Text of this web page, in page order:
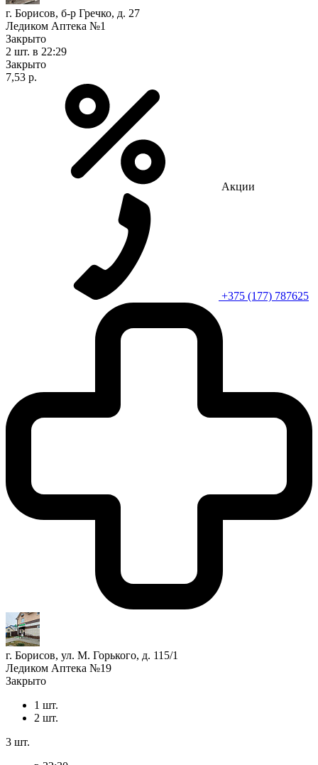
г. Борисов, б-р Гречко, д. 27
Ледиком Аптека №1
Закрыто
2 шт. в 22:29
Закрыто
7,53 р.
Акции
+375 (177) 787625
г. Борисов, ул. М. Горького, д. 115/1
Ледиком Аптека №19
Закрыто
1 шт.
2 шт.
3 шт.